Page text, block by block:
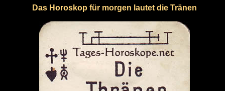
Das Horoskop für morgen lautet die Tränen